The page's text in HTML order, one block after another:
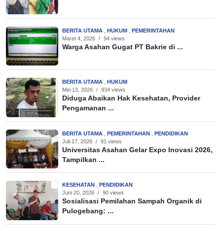
BERITA UTAMA HUKUM
PEMERINTAHAN
Maret 4, 2026 / 94 views
Warga Asahan Gugat PT Bakrie di ...
BERITA UTAMA
HUKUM
Mei 13, 2026 / 934 views
Diduga Abaikan Hak Kesehatan, Provider
Pengamanan ...
BERITA UTAMA PEMERINTAHAN
PENDIDIKAN
Juli 17, 2026 / 91 views
Universitas Asahan Gelar Expo Inovasi 2026,
Tampilkan ...
KESEHATAN
PENDIDIKAN
Juni 20, 2026 / 90 views
Sosialisasi Pemilahan Sampah Organik di
Pulogebang: ...